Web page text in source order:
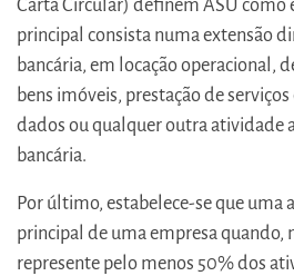
Carta Circular) definem ASU como
principal consista numa extensão
bancária, em locação operacional,
bens imóveis, prestação de
dados ou qualquer outra atividade
bancária.
Por último, estabelece-se que uma
principal de uma empresa quando,
represente pelo menos 50% dos